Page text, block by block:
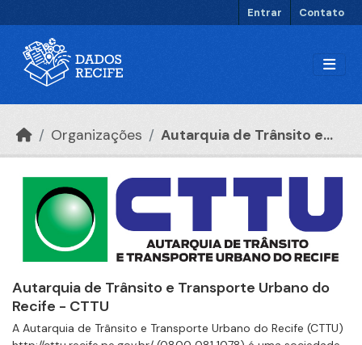
Entrar Contato
Organizações Autarquia de Trânsito e...
Autarquia de Trânsito e Transporte Urbano do
Recife - CTTU
A Autarquia de Trânsito e Transporte Urbano do Recife (CTTU)